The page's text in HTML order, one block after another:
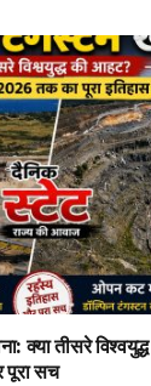
क्या तीसरे
सच